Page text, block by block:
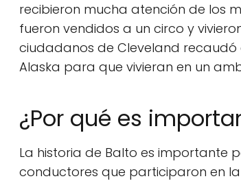
recibieron mucha atención de los
fueron vendidos a un circo y
ciudadanos de Cleveland
Alaska para que vivieran en un
¿Por qué es
La historia de Balto es importante
conductores que participaron en